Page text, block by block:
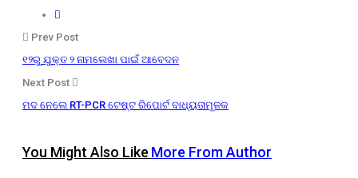
Prev Post
୧୨ରୁ ଯୁକ୍ତ ୨ ନାମଲେଖା ପାଇଁ ଆବେଦନ
Next Post
ମଦ ନେଲେ RT-PCR ଟେଷ୍ଟ ରିପୋର୍ଟ ବାଧ୍ୟତାମୂଳକ
You Might Also Like More From Author